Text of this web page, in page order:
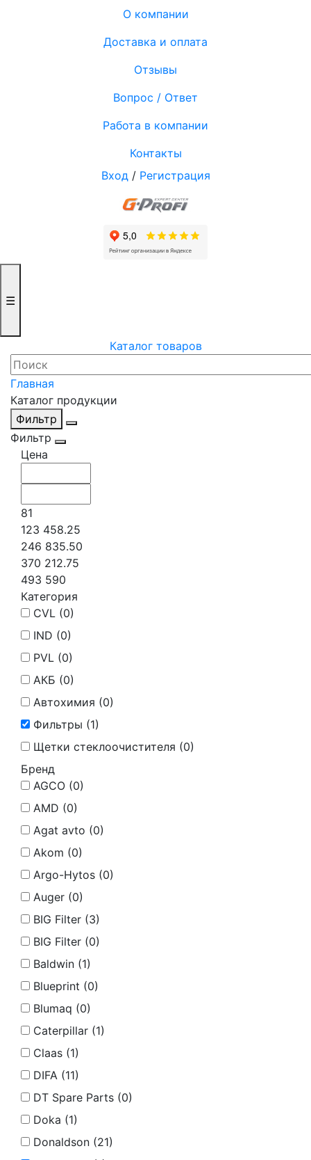
О компании
Доставка и оплата
Отзывы
Вопрос / Ответ
Работа в компании
Контакты
Вход/ Регистрация
☰
Каталог товаров
Главная
Каталог продукции
Фильтр
Фильтр
Цена
81
123 458.25
246 835.50
370 212.75
493 590
Категория
CVL (0)
IND (0)
PVL (0)
АКБ (0)
Автохимия (0)
Фильтры (1)
Щетки стеклоочистителя (0)
Бренд
AGCO (0)
AMD (0)
Agat avto (0)
Akom (0)
Argo-Hytos (0)
Auger (0)
BIG Filter (3)
BIG Filter (0)
Baldwin (1)
Blueprint (0)
Blumaq (0)
Caterpillar (1)
Claas (1)
DIFA (11)
DT Spare Parts (0)
Doka (1)
Donaldson (21)